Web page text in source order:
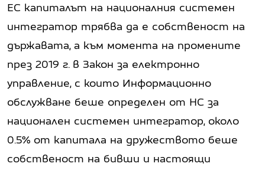
ЕС капиталът на националния системен
интегратор трябва да е собственост на
държавата, а към момента на промените
през 2019 г. в Закон за електронно
управление, с които Информационно
обслужване беше определен от НС за
национален системен интегратор, около
0.5% от капитала на дружеството беше
собственост на бивши и настоящи